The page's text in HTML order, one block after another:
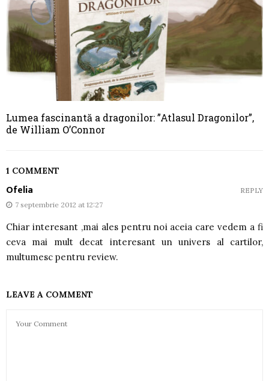
Lumea fascinantă a dragonilor: ”Atlasul Dragonilor”,
de William O’Connor
1 COMMENT
Ofelia
7 septembrie 2012 at 12:27
Chiar interesant ,mai ales pentru noi aceia care vedem a fi
ceva mai mult decat interesant un univers al cartilor,
multumesc pentru review.
REPLY
LEAVE A COMMENT